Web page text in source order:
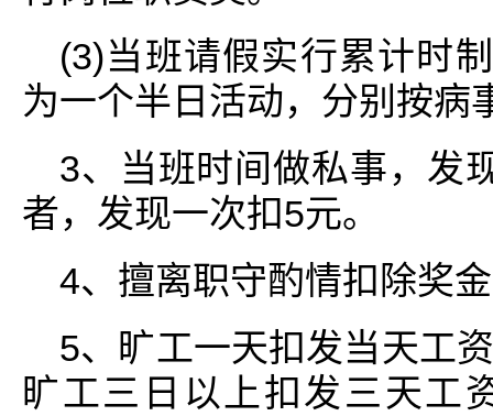
(3)当班请假实行累计时
为一个半日活动，分别按病
3、当班时间做私事，发
者，发现一次扣5元。
4、擅离职守酌情扣除奖
5、旷工一天扣发当天工
旷工三日以上扣发三天工